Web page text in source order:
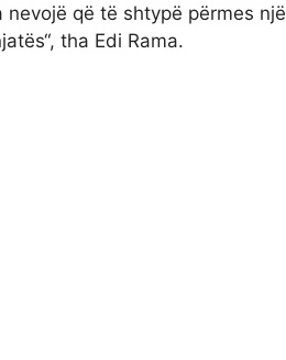
që të shtypë përmes një
tha Edi Rama.